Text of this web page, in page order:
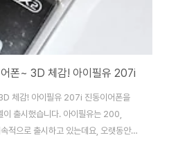
폰~ 3D 체감! 아이필유 207i
체감! 아이필유 207i 진동이어폰을
이 출시했습니다. 아이필유는 200,
으로 출시하고 있는데요, 오랫동안
는 이어폰이 아닌 주파수를 이용해 진